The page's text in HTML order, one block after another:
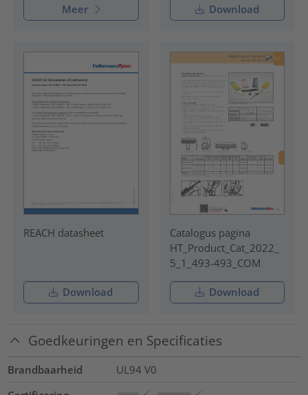
Meer Download
REACH datasheet
Download
Catalogus pagina
HT_Product_Cat_2022_
5_1_493-493_COM
Download
Goedkeuringen en Specificaties
Brandbaarheid
UL94 V0